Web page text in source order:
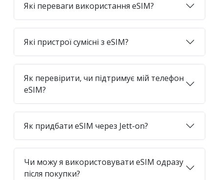
Які переваги використання eSIM?
Які пристрої сумісні з eSIM?
Як перевірити, чи підтримує мій телефон
eSIM?
Як придбати eSIM через Jett-on?
Чи можу я використовувати eSIM одразу
після покупки?